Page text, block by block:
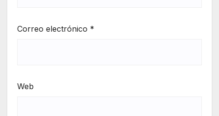
Correo electrónico *
Web